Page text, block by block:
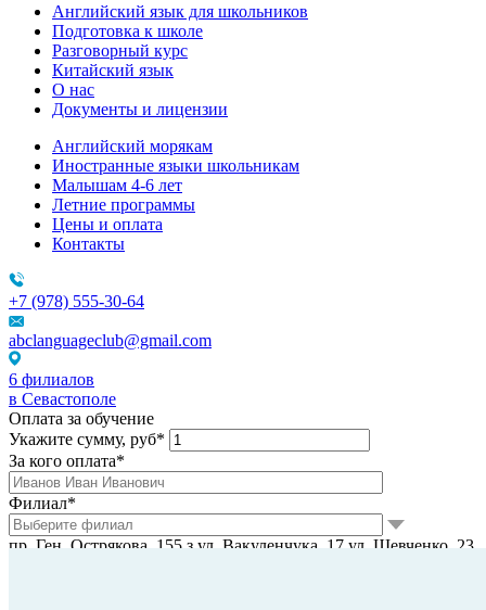
Английский язык для школьников
Подготовка к школе
Разговорный курс
Китайский язык
О нас
Документы и лицензии
Английский морякам
Иностранные языки школьникам
Малышам 4-6 лет
Летние программы
Цены и оплата
Контакты
+7 (978) 555-30-64
abclanguageclub@gmail.com
6 филиалов
в Севастополе
Оплата за обучение
Укажите сумму, руб*
За кого оплата*
Филиал*
пр. Ген. Острякова, 155 з ул. Вакуленчука, 17 ул. Шевченко, 23